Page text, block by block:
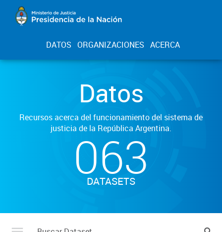
DATOS ORGANIZACIONES ACERCA
Datos
Recursos acerca del funcionamiento del sistema de
justicia de la República Argentina.
063
DATASETS